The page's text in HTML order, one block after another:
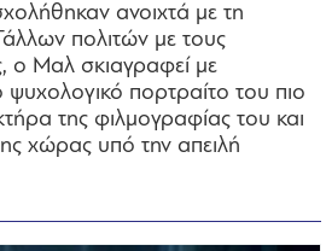
ανοιχτά με τη
πολιτών με τους
ο Μαλ σκιαγραφεί με
πορτραίτο του πιο
της φιλμογραφίας του και
χώρας υπό την απειλή